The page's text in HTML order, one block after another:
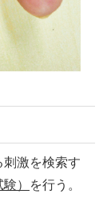
激を検索す
） を行う。